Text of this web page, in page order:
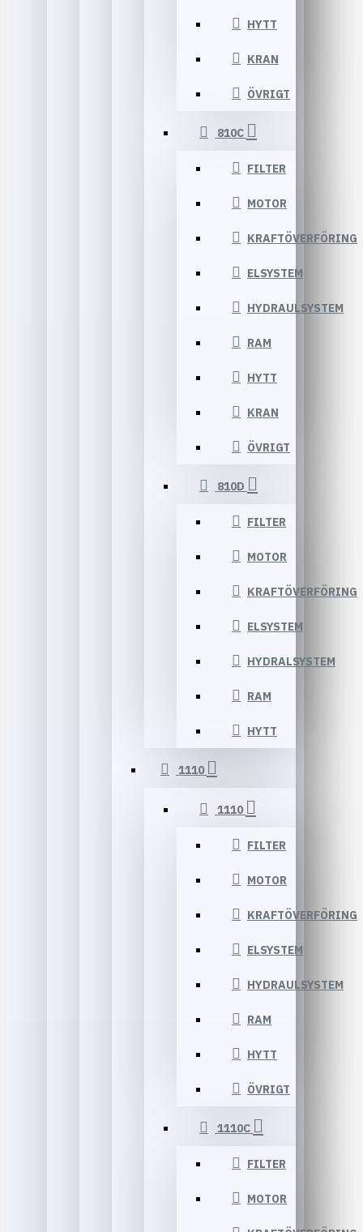
HYTT
KRAN
ÖVRIGT
810C
FILTER
MOTOR
KRAFTÖVERFÖRING
ELSYSTEM
HYDRAULSYSTEM
RAM
HYTT
KRAN
ÖVRIGT
810D
FILTER
MOTOR
KRAFTÖVERFÖRING
ELSYSTEM
HYDRALSYSTEM
RAM
HYTT
1110
1110
FILTER
MOTOR
KRAFTÖVERFÖRING
ELSYSTEM
HYDRAULSYSTEM
RAM
HYTT
ÖVRIGT
1110C
FILTER
MOTOR